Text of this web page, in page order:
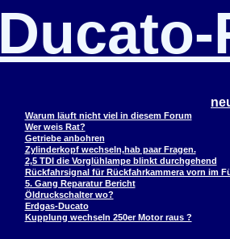
Warum läuft nicht viel in diesem Forum
Wer weis Rat?
Getriebe anbohren
Zylinderkopf wechseln,hab paar Fragen.
2,5 TDI die Vorglühlampe blinkt durchgehend
Rückfahrsignal für Rückfahrkammera vorn im
5. Gang Reparatur Bericht
Öldruckschalter wo?
Erdgas-Ducato
Kupplung wechseln 250er Motor raus ?